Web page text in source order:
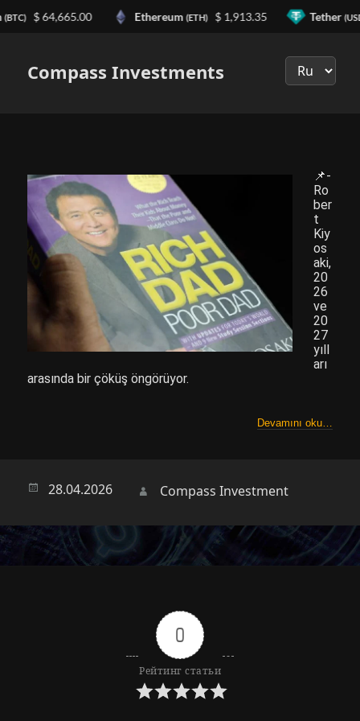
Compass Investments
📌-
Ro
ber
t
Kiy
os
aki,
20
26
ve
20
27
yıll
arı
arasında bir çöküş öngörüyor.
Devamını oku…
28.04.2026 Автор
Compass Investment
0
Рейтинг статьи
(BTC) $ 64,665.00 Ethereum (ETH) $ 1,913.35 Tether